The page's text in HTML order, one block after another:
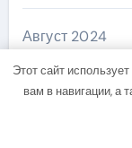
Август 2024
Этот сайт
вам в навигации, а